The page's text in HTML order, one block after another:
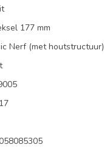
177 mm
Nerf (met houtstructuur)